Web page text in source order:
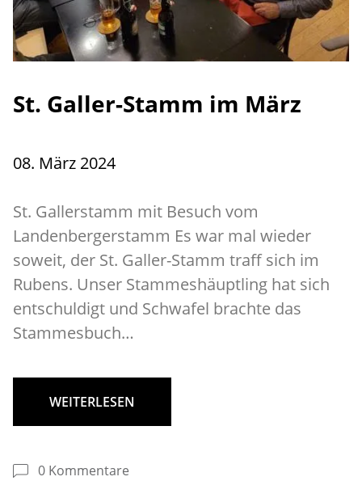
St. Galler-Stamm im März
08. März 2024
St. Gallerstamm mit Besuch vom
Landenbergerstamm Es war mal wieder
soweit, der St. Galler-Stamm traff sich im
Rubens. Unser Stammeshäuptling hat sich
entschuldigt und Schwafel brachte das
Stammesbuch…
WEITERLESEN
0 Kommentare